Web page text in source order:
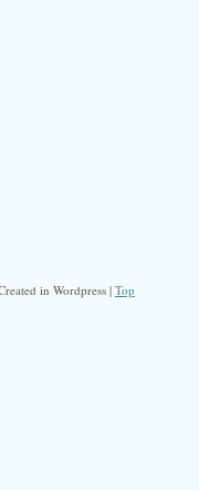
in Wordpress | Top